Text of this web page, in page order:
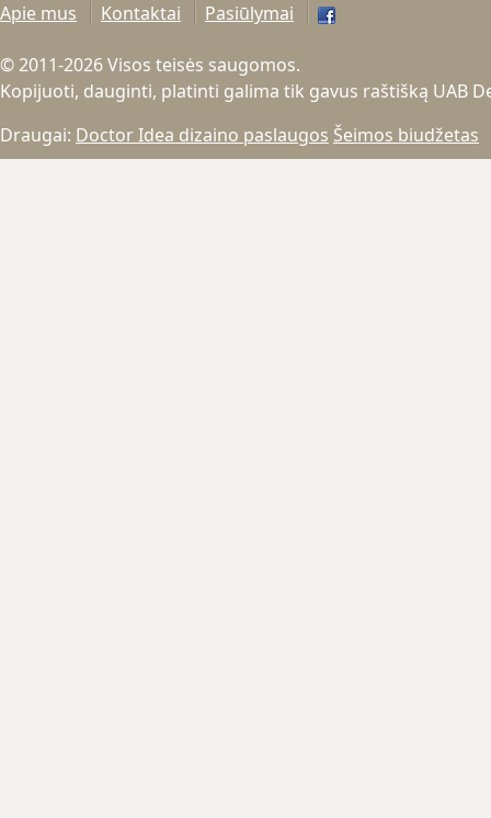
Apie mus Kontaktai Pasiūlymai
© 2011-2026 Visos teisės saugomos.
Kopijuoti, dauginti, platinti galima tik gavus raštišką UAB
Draugai: Doctor Idea dizaino paslaugos Šeimos biudžetas